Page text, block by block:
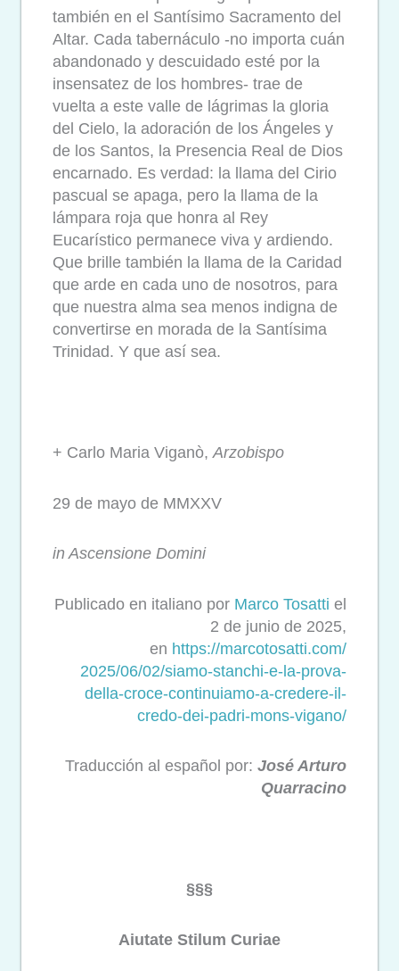
también en el Santísimo Sacramento del
Altar. Cada tabernáculo -no importa cuán
abandonado y descuidado esté por la
insensatez de los hombres- trae de
vuelta a este valle de lágrimas la gloria
del Cielo, la adoración de los Ángeles y
de los Santos, la Presencia Real de Dios
encarnado. Es verdad: la llama del Cirio
pascual se apaga, pero la llama de la
lámpara roja que honra al Rey
Eucarístico permanece viva y ardiendo.
Que brille también la llama de la Caridad
que arde en cada uno de nosotros, para
que nuestra alma sea menos indigna de
convertirse en morada de la Santísima
Trinidad. Y que así sea.
+ Carlo Maria Viganò,Arzobispo
29 de mayo de MMXXV
in Ascensione Domini
Publicado en italiano por Marco Tosatti el
2 de junio de 2025,
en https://marcotosatti.com/
2025/06/02/siamo-stanchi-e-la-prova-
della-croce-continuiamo-a-credere-il-
credo-dei-padri-mons-vigano/
Traducción al español por: José Arturo
Quarracino
§§§
Aiutate Stilum Curiae